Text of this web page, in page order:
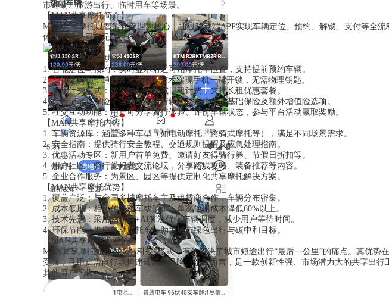
市通勤、旅游出行、临时用车等场景。
【MAN共享摩托简介】
MAN共享摩托以智能化管理为核心，通过移动端APP实现车辆定位、预约、解锁、支付等全
体系，确保用车无忧。
【MAN共享摩托功能】
1. 智能定位与预约：实时显示附近可用摩托车位置，支持提前预约车辆。
2. 无钥匙解锁：通过蓝牙或NFC技术实现手机一键开锁，无需物理钥匙。
3. 灵活计费模式：按分钟、小时或日租计费，支持长租优惠套餐。
4. 行程记录与保险：自动生成骑行轨迹，提供免费基础保险及额外增值险选项。
5. 社交互动功能：用户可分享骑行体验、评价车辆状态，参与平台活动赢取奖励。
【MAN共享摩托内容】
1. 车辆资源库：涵盖多种车型（如电动摩托、跨骑式摩托等），满足不同场景需求。
2. 安全指南：提供骑行安全教程、交通规则提醒及应急处理指南。
3. 优惠活动专区：新用户首单免费、邀请好友得骑行券、节假日折扣等。
4. 用户社区：骑行爱好者交流论坛，分享路线攻略、装备推荐等内容。
5. 企业合作服务：为景区、园区等提供定制化共享摩托解决方案。
【MAN共享摩托优势】
1. 覆盖广泛：与全国多城摩托车主及租赁商合作，车辆分布密集。
2. 成本低廉：相比传统租车或购车，单次使用成本降低60%以上。
3. 技术先进：采用物联网+AI算法优化车辆调度，减少用户等待时间。
4. 环保节能：推广电动摩托车，助力城市绿色出行与碳中和目标。
【MAN共享摩托点评】
MAN共享摩托通过“共享+科技”模式，有效解决了城市短途出行“最后一公里”的痛点。其优
受限，且用户需自行承担违规罚款风险。总体而言，是一款创新性强、市场潜力大的共享出行
其他用户下载